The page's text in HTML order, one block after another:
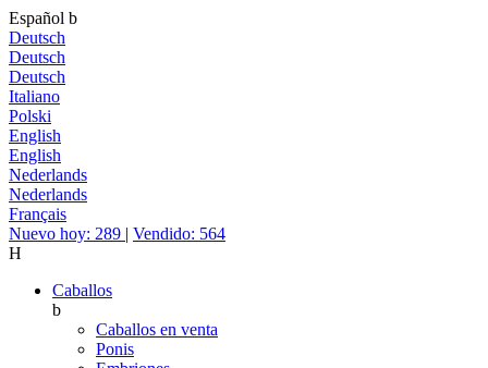
Español b
Deutsch
Deutsch
Deutsch
Italiano
Polski
English
English
Nederlands
Nederlands
Français
Nuevo hoy: 289 | Vendido: 564
H
Caballos
b
Caballos en venta
Ponis